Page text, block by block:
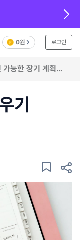
0원 로그인
능한 장기 계획
기